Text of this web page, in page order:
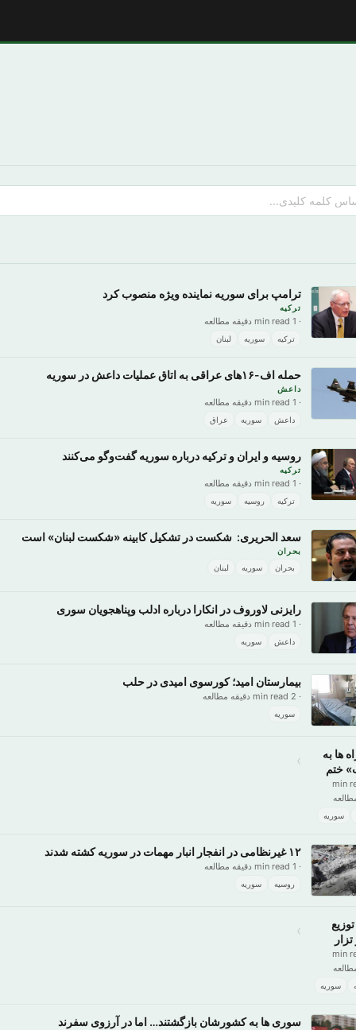
ترامپ برای سوریه نماینده ویژه منصوب کرد
ترکیه
· 1 min read دقیقه مطالعه
ترکیه سوریه لبنان
حمله اف-۱۶‌های عراقی به اتاق‌ عملیات ‌داعش در سوریه
داعش
· 1 min read دقیقه مطالعه
داعش سوریه عراق
روسیه و ایران و ترکیه درباره سوریه گفت‌وگو می‌کنند
ترکیه
· 1 min read دقیقه مطالعه
ترکیه روسیه سوریه
سعد الحریری: شکست در تشکیل کابینه «شکست لبنان» است
بحران
بحران
سوریه لبنان
رایزنی لاوروف در انکارا درباره ادلب وپناهجویان سوری
· 1 min read دقیقه مطالعه
داعش سوریه
بیمارستان امید؛ کورسوی امیدی در حلب
· 2 min read دقیقه مطالعه
سوریه
ها به
ختم
· 5 min
سوریه
›
۱۲ غیرنظامی در انفجار انبار مهمات در سوریه کشته شدند
· 1 min read دقیقه مطالعه
روسیه سوریه
· 4 min
سوریه
›
سوری ها به کشورشان بازگشتند… اما در آرزوی سفرند